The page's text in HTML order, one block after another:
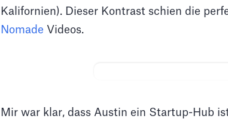
Kalifornien). Dieser Kontrast schien die
Nomade Videos.
Mir war klar, dass Austin ein Startup-Hub